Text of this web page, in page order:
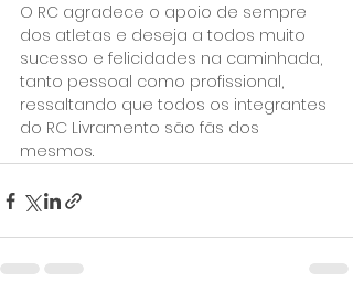
O RC agradece o apoio de sempre
dos atletas e deseja a todos muito
sucesso e felicidades na caminhada,
tanto pessoal como profissional,
ressaltando que todos os integrantes
do RC Livramento são fãs dos
mesmos.